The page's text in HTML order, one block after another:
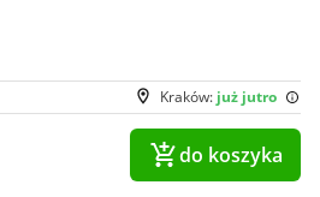
Kraków: już jutro
do koszyka